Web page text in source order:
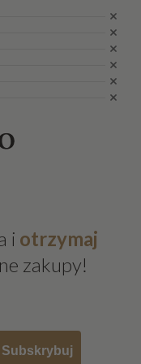
i otrzymaj
zakupy!
Subskrybuj